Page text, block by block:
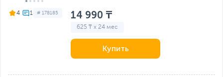
4 # 178185 14 990 ₸
625 ₸ x 24 мес
Купить